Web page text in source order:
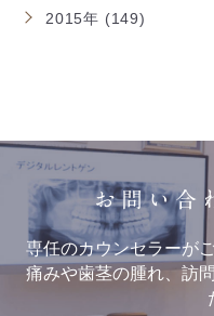
2015年 (149)
お問い合
専任のカウンセラーが
痛みや歯茎の腫れ、訪